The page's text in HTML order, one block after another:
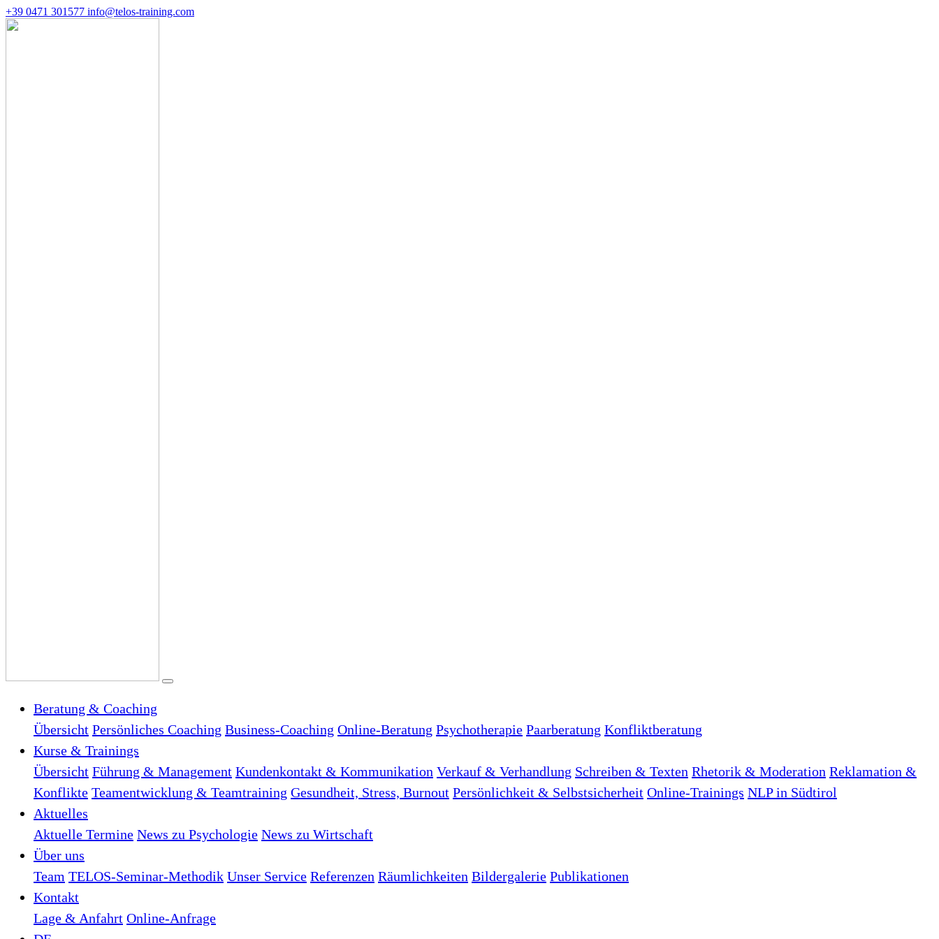
+39 0471 301577 info@telos-training.com
Beratung & Coaching
Übersicht Persönliches Coaching Business-Coaching Online-Beratung Psychotherapie Paarberatung Konfliktberatung
Kurse & Trainings
Übersicht Führung & Management Kundenkontakt & Kommunikation Verkauf & Verhandlung Schreiben & Texten Rhetorik & Moderation Reklamation &
Konflikte Teamentwicklung & Teamtraining Gesundheit, Stress, Burnout Persönlichkeit & Selbstsicherheit Online-Trainings NLP in Südtirol
Aktuelles
Aktuelle Termine News zu Psychologie News zu Wirtschaft
Über uns
Team TELOS-Seminar-Methodik Unser Service Referenzen Räumlichkeiten Bildergalerie Publikationen
Kontakt
Lage & Anfahrt Online-Anfrage